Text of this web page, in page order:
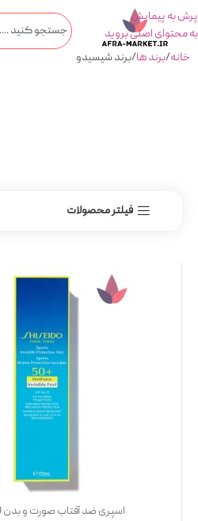
پرش به پیمایش
به محتوای اصلی بروید
خانه برند ها برند شیسیدو
فیلتر محصولات
اسپری ضد آفتاب صورت و بدن SPF50+ شیسیدو | اصل